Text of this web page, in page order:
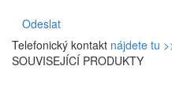
Odeslat
Telefonický kontakt nájdete tu
SOUVISEJÍCÍ PRODUKTY